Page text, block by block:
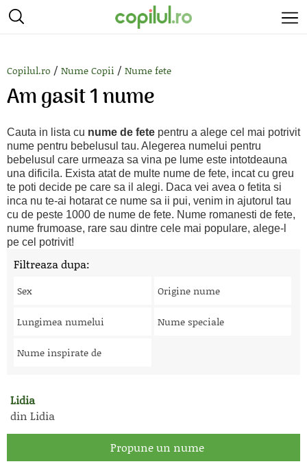
Copilul.ro / Nume Copii / Nume fete
Am gasit 1 nume
Cauta in lista cu nume de fete pentru a alege cel mai potrivit
nume pentru bebelusul tau. Alegerea numelui pentru
bebelusul care urmeaza sa vina pe lume este intotdeauna
una dificila. Exista atat de multe nume de fete, incat cu greu
te poti decide pe care sa il alegi. Daca vei avea o fetita si
inca nu te-ai hotarat ce nume sa ii pui, venim in ajutorul tau
cu de peste 1000 de nume de fete. Nume romanesti de fete,
nume frumoase, rare sau dintre cele mai populare, alege-l
pe cel potrivit!
Filtreaza dupa:
Sex Origine nume
Lungimea numelui Nume speciale
Nume inspirate de
Lidia
din Lidia
Propune un nume